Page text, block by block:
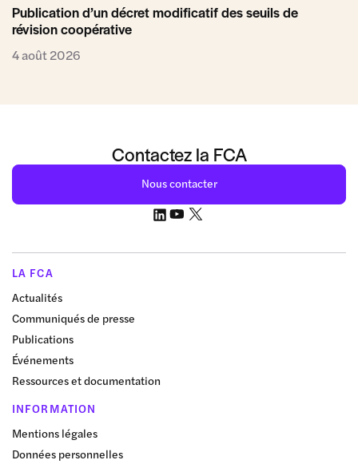
Publication d’un décret modificatif des seuils de
révision coopérative
4 août 2026
Contactez la FCA
Nous contacter
LA FCA
Actualités
Communiqués de presse
Publications
Événements
Ressources et documentation
INFORMATION
Mentions légales
Données personnelles